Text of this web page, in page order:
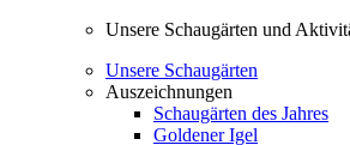
Unsere Schaugärten und
Unsere Schaugärten
Auszeichnungen
Schaugärten des Jahres
Goldener Igel